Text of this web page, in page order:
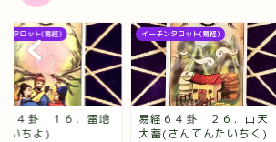
ンタロット(易経)
６４卦 １６．雷地
いちよ)
イーチンタロット(易経)
易経６４卦 ２６．山天
大蓄(さんてんたいちく)